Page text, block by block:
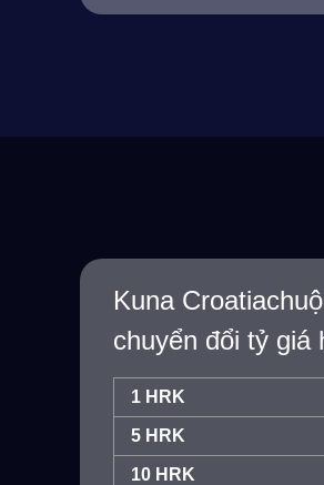
Kuna
chuyển đổi tỷ giá
1 HRK
5 HRK
10 HRK